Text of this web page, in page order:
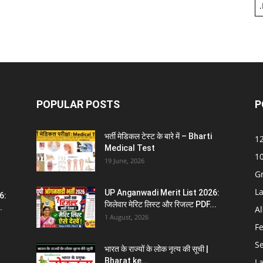
.
POPULAR POSTS
भर्ती मेडिकल टेस्ट के बारे में – Bharti
Medical Test
19 June, 2026
UP Anganwadi Merit List 2026:
जिलेवार मेरिट लिस्ट और रिजल्ट PDF...
1 August, 2026
भारत के राज्यों के लोक नृत्य की सूची |
Bharat ke...